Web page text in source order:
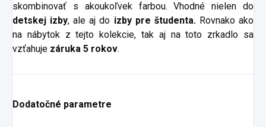
skombinovať s akoukoľvek farbou. Vhodné nielen do
detskej izby, ale aj do izby pre študenta.Rovnako ako
na nábytok z tejto kolekcie, tak aj na toto zrkadlo sa
vzťahuje záruka 5 rokov.
Dodatočné parametre